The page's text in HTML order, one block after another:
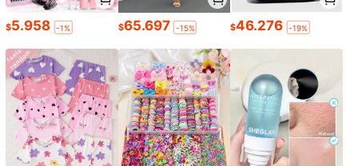
$5.958 -1% $65.697 -15% $46.276 -19%